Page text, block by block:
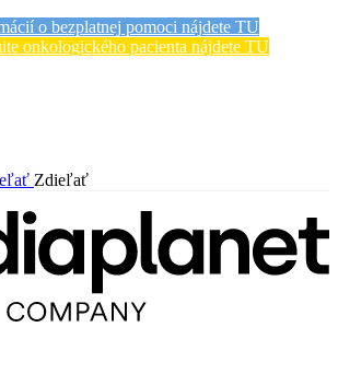
o bezplatnej pomoci nájdete TU
onkologického pacienta nájdete TU
Zdieľať